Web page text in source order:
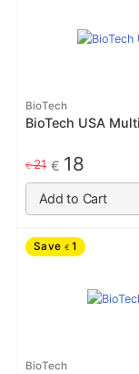
BioTech
BioTech USA
€21 € 18
Add to Cart
Save € 1
BioTech